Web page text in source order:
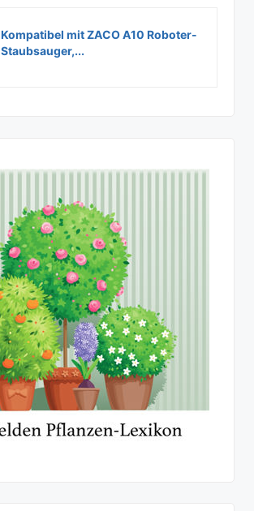
Kompatibel mit ZACO A10 Roboter-
Staubsauger,...